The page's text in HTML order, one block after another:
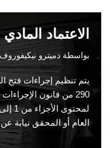
الاعتماد المادي
بواسطة دميترو نيكيفوروف
يتم تنظيم إجراءات فتح
العام أو المحقق نيابة